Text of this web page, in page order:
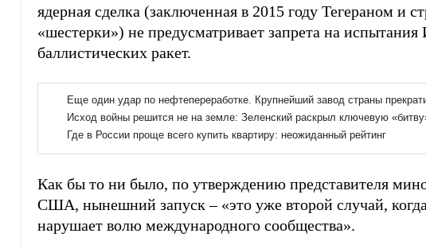
ядерная сделка (заключенная в 2015 году Тегераном и
«шестерки») не предусматривает запрета на
баллистических ракет.
Как бы то ни было, по утверждению представителя
США, нынешний запуск – «это уже второй случай,
нарушает волю международного сообщества».